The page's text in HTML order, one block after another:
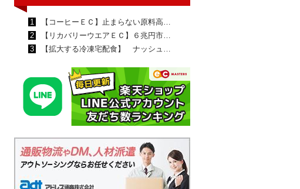
1
【コーヒーＥＣ】止まらない原料高…
2
【リカバリーウエアＥＣ】６兆円市…
3
【拡大する冷凍宅配食】 ナッシュ…